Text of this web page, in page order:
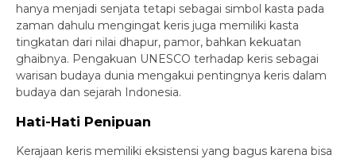
hanya menjadi senjata tetapi sebagai simbol kasta pada
zaman dahulu mengingat keris juga memiliki kasta
tingkatan dari nilai dhapur, pamor, bahkan kekuatan
ghaibnya. Pengakuan UNESCO terhadap keris sebagai
warisan budaya dunia mengakui pentingnya keris dalam
budaya dan sejarah Indonesia.
Hati-Hati Penipuan
Kerajaan keris memiliki eksistensi yang bagus karena bisa